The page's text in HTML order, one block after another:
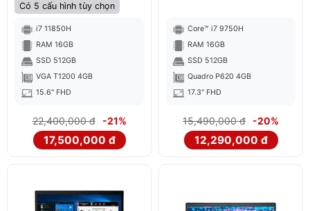
Có 5 cấu hình tùy chọn
i7 11850H
RAM 16GB
SSD 512GB
VGA T1200 4GB
15.6" FHD
22,400,000 đ -21%
17,500,000 đ
Core™ i7 9750H
RAM 16GB
SSD 512GB
Quadro P620 4GB
17.3" FHD
15,490,000 đ -20%
12,290,000 đ